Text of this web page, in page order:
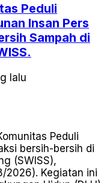
Peduli
Insan Pers
Sampah di
lalu
Peduli
bersih-bersih di
(SWISS),
2026). Kegiatan ini